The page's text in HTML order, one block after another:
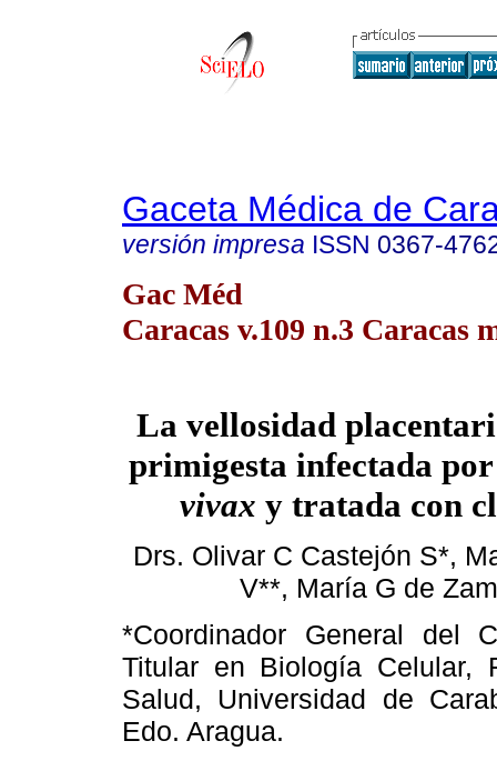
Gaceta Médica de
versión impresa ISSN 0367-
Gac Méd
Caracas v.109 n.3 Caracas
La vellosidad
primigesta infectada
vivax y tratada con
Drs. Olivar C Castejón S*,
V**, María G de
*Coordinador General del
Titular en Biología Celular,
Salud, Universidad de
Edo. Aragua.